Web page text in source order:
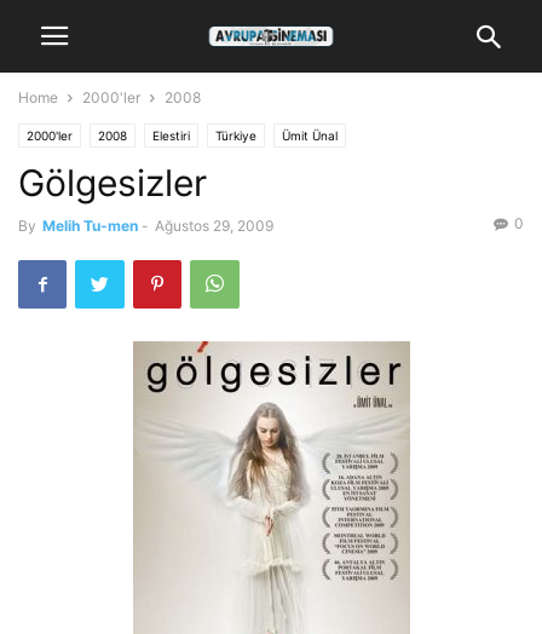
Home 2000'ler 2008
2000'ler 2008 Elestiri Türkiye Ümit Ünal
Gölgesizler
By Melih Tu-men - Ağustos 29, 2009 0